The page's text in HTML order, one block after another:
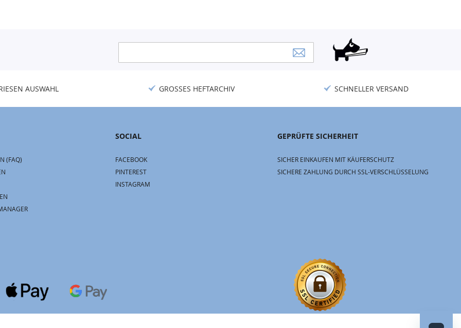
Newsletter:
AUSWAHL GROSSES HEFTARCHIV SCHNELLER VERSAND
(FAQ)
SOCIAL
FACEBOOK
PINTEREST
INSTAGRAM
GEPRÜFTE SICHERHEIT
SICHER EINKAUFEN MIT KÄUFERSCHUTZ
SICHERE ZAHLUNG DURCH SSL-VERSCHLÜSSELUNG